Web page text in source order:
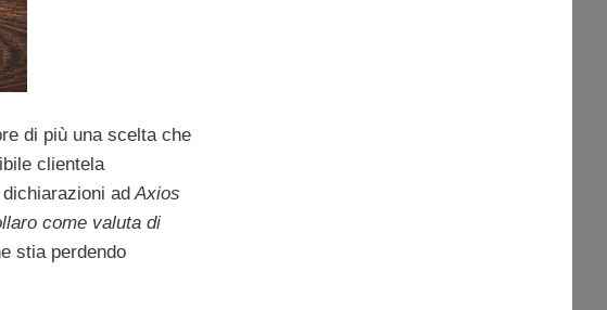
di più una scelta che
clientela
ad Axios
come valuta di
stia perdendo